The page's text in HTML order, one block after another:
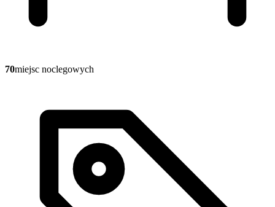
70miejsc noclegowych